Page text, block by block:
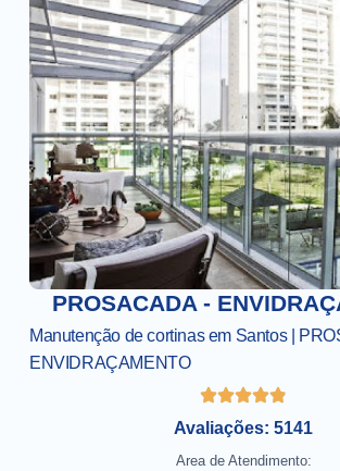
PROSACADA -
Manutenção de cortinas em Santos |
ENVIDRAÇAMENTO
Avaliações: 5141
Area de Atendimento: